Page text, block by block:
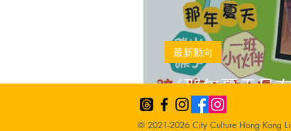
《那年夏天只
獲得第3屆「港
最新動向
© 2021-2026 City Culture Hong Kong